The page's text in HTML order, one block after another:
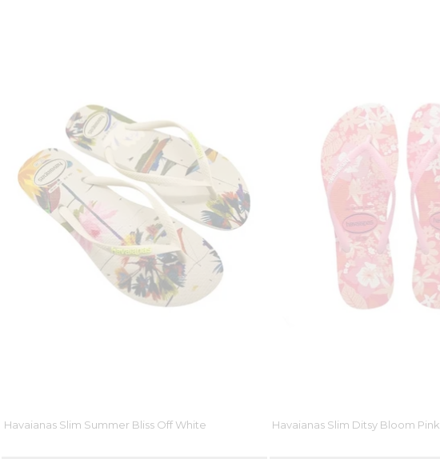
Havaianas Slim Summer Bliss Off White Havaianas Slim Ditsy Bloom Pink